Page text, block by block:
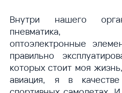
Внутри нашего
пневматика,
оптоэлектронные
правильно
которых стоит моя
авиация, я в